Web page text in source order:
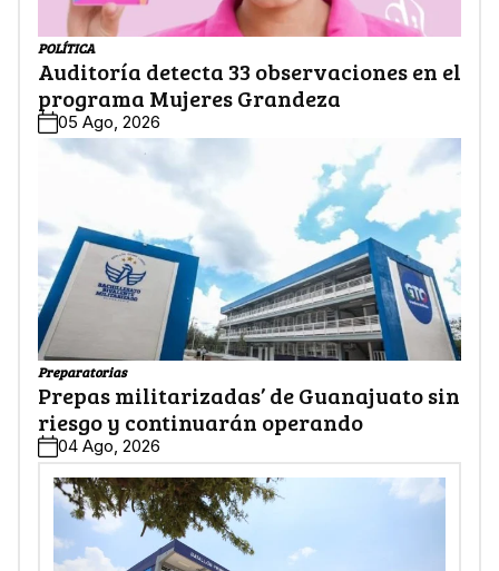
POLÍTICA
Auditoría detecta 33 observaciones en el
programa Mujeres Grandeza
05 Ago, 2026
Preparatorias
Prepas militarizadas’ de Guanajuato sin
riesgo y continuarán operando
04 Ago, 2026